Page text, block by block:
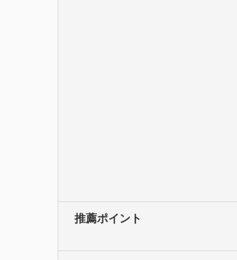
推薦ポイント